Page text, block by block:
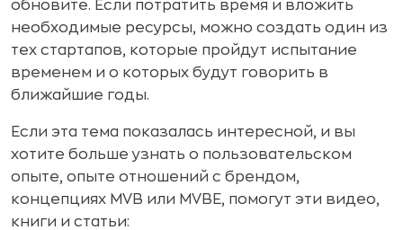
обновите. Если потратить время и вложить
необходимые ресурсы, можно создать один из
тех стартапов, которые пройдут испытание
временем и о которых будут говорить в
ближайшие годы.
Если эта тема показалась интересной, и вы
хотите больше узнать о пользовательском
опыте, опыте отношений с брендом,
концепциях MVB или MVBE, помогут эти видео,
книги и статьи: